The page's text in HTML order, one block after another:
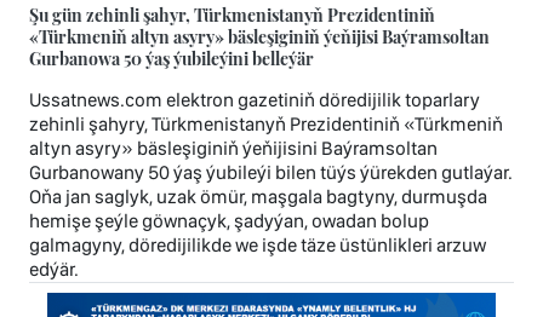
Şu gün zehinli şahyr, Türkmenistanyň Prezidentiniň
«Türkmeniň altyn asyry» bäsleşiginiň ýeňijisi Baýramsoltan
Gurbanowa 50 ýaş ýubileýini belleýär
Ussatnews.com elektron gazetiniň döredijilik toparlary
zehinli şahyry, Türkmenistanyň Prezidentiniň «Türkmeniň
altyn asyry» bäsleşiginiň ýeňijisini Baýramsoltan
Gurbanowany 50 ýaş ýubileýi bilen tüýs ýürekden gutlaýar.
Oňa jan saglyk, uzak ömür, maşgala bagtyny, durmuşda
hemişe şeýle göwnaçyk, şadyýan, owadan bolup
galmagyny, döredijilikde we işde täze üstünlikleri arzuw
edýär.